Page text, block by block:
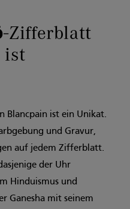
Zifferblatt
ist
Blancpain ist ein Unikat.
und Gravur,
auf jedem Zifferblatt.
der Uhr
Hinduismus und
Ganesha mit seinem